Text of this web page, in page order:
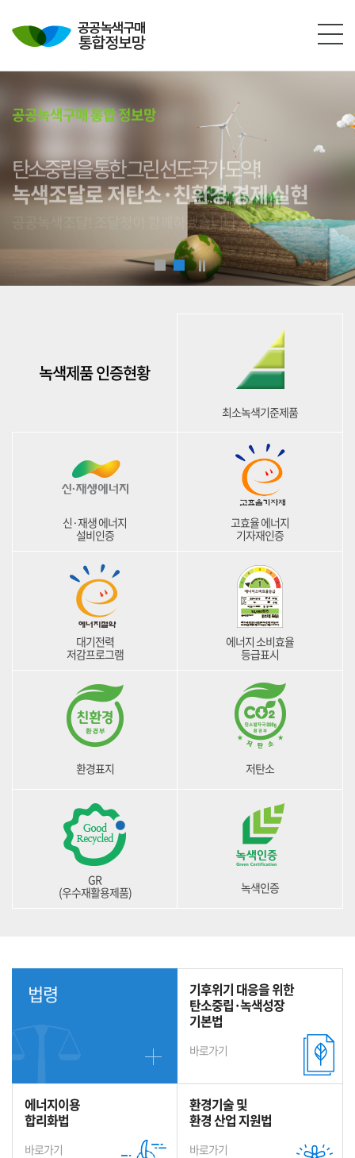
공공녹색구매 통합 정보망
탄소중립을 통한 그린 선도국가 도약!
녹색조달로 저탄소·친환경 경제 실현
공공녹색조달! 조달청이 함께하겠습니다.
녹색제품 인증현황
최소녹색기준제품
신·재생 에너지
설비인증
고효율 에너지
기자재인증
대기전력
저감프로그램
에너지 소비효율
등급표시
환경표지 저탄소
GR
(우수재활용제품)
녹색인증
법령
기후위기 대응을 위한
탄소중립·녹색성장
기본법
바로가기
에너지이용
합리화법
바로가기
환경기술 및
환경 산업 지원법
바로가기